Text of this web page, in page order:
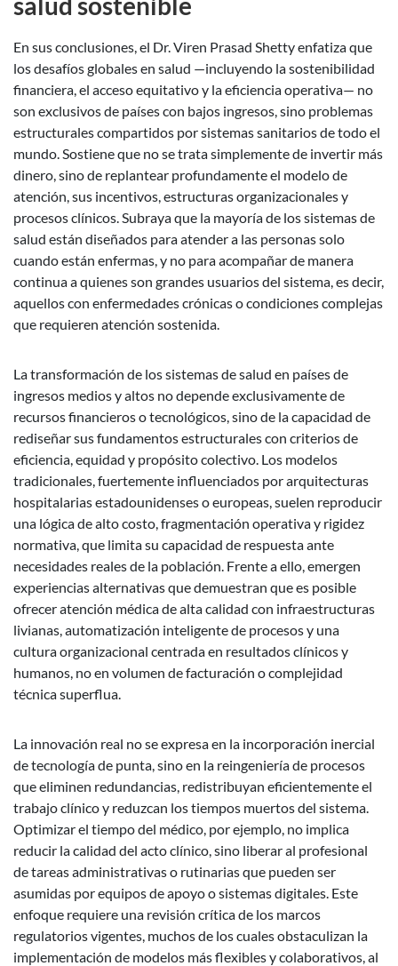
En sus conclusiones, el Dr. Viren Prasad Shetty enfatiza que
los desafíos globales en salud —incluyendo la sostenibilidad
financiera, el acceso equitativo y la eficiencia operativa— no
son exclusivos de países con bajos ingresos, sino problemas
estructurales compartidos por sistemas sanitarios de todo el
mundo. Sostiene que no se trata simplemente de invertir más
dinero, sino de replantear profundamente el modelo de
atención, sus incentivos, estructuras organizacionales y
procesos clínicos. Subraya que la mayoría de los sistemas de
salud están diseñados para atender a las personas solo
cuando están enfermas, y no para acompañar de manera
continua a quienes son grandes usuarios del sistema, es decir,
aquellos con enfermedades crónicas o condiciones complejas
que requieren atención sostenida.
La transformación de los sistemas de salud en países de
ingresos medios y altos no depende exclusivamente de
recursos financieros o tecnológicos, sino de la capacidad de
rediseñar sus fundamentos estructurales con criterios de
eficiencia, equidad y propósito colectivo. Los modelos
tradicionales, fuertemente influenciados por arquitecturas
hospitalarias estadounidenses o europeas, suelen reproducir
una lógica de alto costo, fragmentación operativa y rigidez
normativa, que limita su capacidad de respuesta ante
necesidades reales de la población. Frente a ello, emergen
experiencias alternativas que demuestran que es posible
ofrecer atención médica de alta calidad con infraestructuras
livianas, automatización inteligente de procesos y una
cultura organizacional centrada en resultados clínicos y
humanos, no en volumen de facturación o complejidad
técnica superflua.
La innovación real no se expresa en la incorporación inercial
de tecnología de punta, sino en la reingeniería de procesos
que eliminen redundancias, redistribuyan eficientemente el
trabajo clínico y reduzcan los tiempos muertos del sistema.
Optimizar el tiempo del médico, por ejemplo, no implica
reducir la calidad del acto clínico, sino liberar al profesional
de tareas administrativas o rutinarias que pueden ser
asumidas por equipos de apoyo o sistemas digitales. Este
enfoque requiere una revisión crítica de los marcos
regulatorios vigentes, muchos de los cuales obstaculizan la
implementación de modelos más flexibles y colaborativos, al